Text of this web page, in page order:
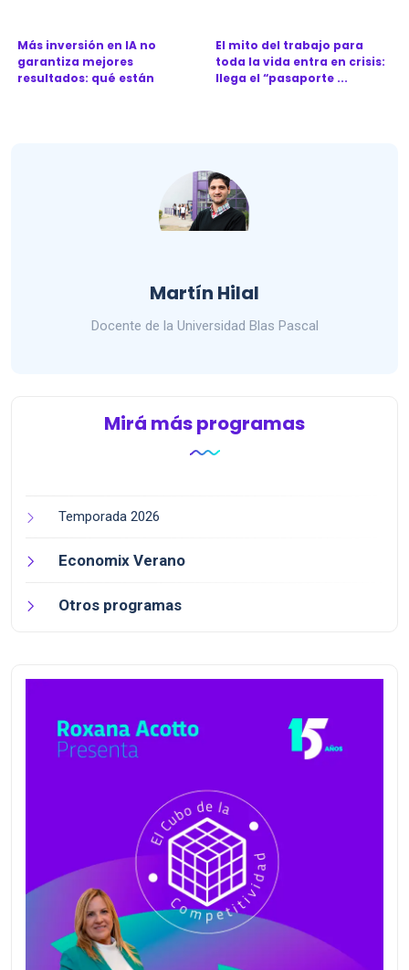
Más inversión en IA no
garantiza mejores
resultados: qué están
El mito del trabajo para
toda la vida entra en crisis:
llega el “pasaporte ...
Martín Hilal
Docente de la Universidad Blas Pascal
Mirá más programas
Temporada 2026
Economix Verano
Otros programas